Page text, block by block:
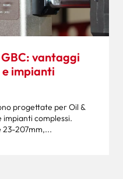
vantaggi
e impianti
progettate per Oil &
complessi.
207mm,...